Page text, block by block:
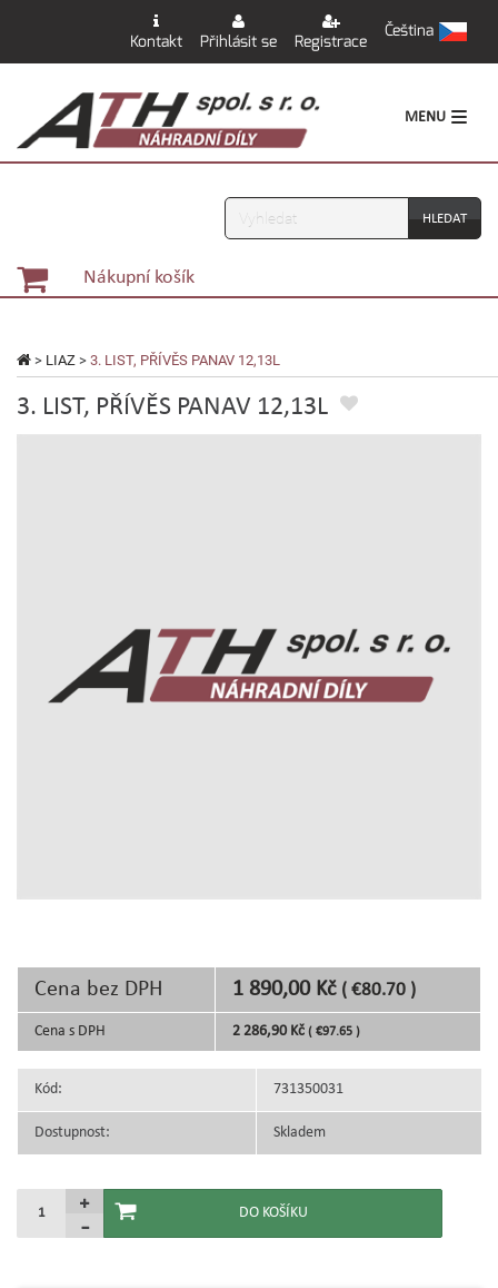
Kontakt Přihlásit se Registrace
Čeština
MENU
Vyhledávání
Nákupní košík
> LIAZ > 3. LIST, PŘÍVĚS PANAV 12,13L
3. LIST, PŘÍVĚS PANAV 12,13L
Cena bez DPH 1 890,00 Kč ( €80.70 )
Cena s DPH 2 286,90 Kč ( €97.65 )
Kód: 731350031
Dostupnost: Skladem